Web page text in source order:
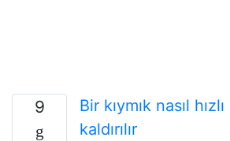
9
Bir kıymık nasıl
kaldırılır